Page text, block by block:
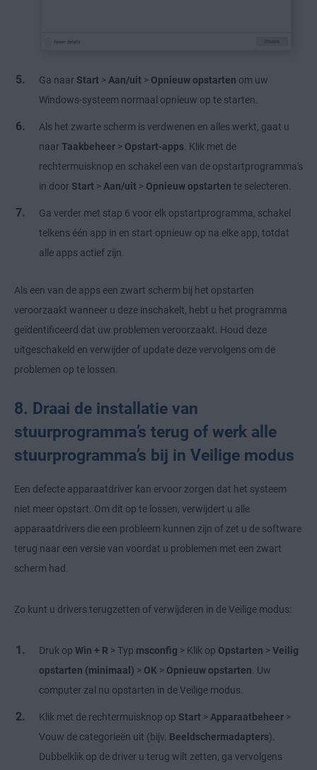
Ga naar Start > Aan/uit > Opnieuw opstarten om uw
Windows-systeem normaal opnieuw op te starten.
Als het zwarte scherm is verdwenen en alles werkt, gaat u
naar Taakbeheer > Opstart-apps. Klik met de
rechtermuisknop en schakel een van de opstartprogramma's
in door Start > Aan/uit > Opnieuw opstarten te selecteren.
Ga verder met stap 6 voor elk opstartprogramma, schakel
telkens één app in en start opnieuw op na elke app, totdat
alle apps actief zijn.
Als een van de apps een zwart scherm bij het opstarten
veroorzaakt wanneer u deze inschakelt, hebt u het programma
geïdentificeerd dat uw problemen veroorzaakt. Houd deze
uitgeschakeld en verwijder of update deze vervolgens om de
problemen op te lossen.
8. Draai de installatie van
stuurprogramma’s terug of werk alle
stuurprogramma’s bij in Veilige modus
Een defecte apparaatdriver kan ervoor zorgen dat het systeem
niet meer opstart. Om dit op te lossen, verwijdert u alle
apparaatdrivers die een probleem kunnen zijn of zet u de software
terug naar een versie van voordat u problemen met een zwart
scherm had.
Zo kunt u drivers terugzetten of verwijderen in de Veilige modus:
Druk op Win + R > Typ msconfig > Klik op Opstarten > Veilig
opstarten (minimaal) > OK > Opnieuw opstarten. Uw
computer zal nu opstarten in de Veilige modus.
Klik met de rechtermuisknop op Start > Apparaatbeheer >
Vouw de categorieën uit (bijv. Beeldschermadapters).
Dubbelklik op de driver u terug wilt zetten, ga vervolgens